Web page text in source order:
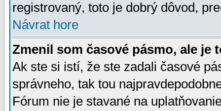
registrovaný, toto je dobrý dôvod,
Návrat hore
Zmenil som časové pásmo, ale je
Ak ste si istí, že ste zadali časové
správneho, tak tou
Fórum nie je stavané na